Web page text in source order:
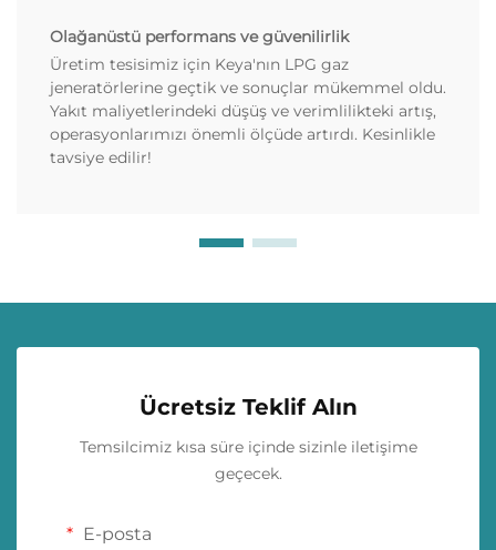
Olağanüstü performans ve güvenilirlik
Üretim tesisimiz için Keya'nın LPG gaz
jeneratörlerine geçtik ve sonuçlar mükemmel oldu.
Yakıt maliyetlerindeki düşüş ve verimlilikteki artış,
operasyonlarımızı önemli ölçüde artırdı. Kesinlikle
tavsiye edilir!
Ücretsiz Teklif Alın
Temsilcimiz kısa süre içinde sizinle iletişime
geçecek.
E-posta